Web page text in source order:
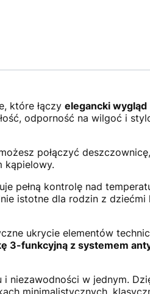
które łączy elegancki wygląd
odporność na wilgoć i
połączyć
kąpielowy.
pełną kontrolę nad
istotne dla rodzin z dziećmi
ukrycie elementów
3-funkcyjną z systemem
niezawodności w jednym.
minimalistycznych,